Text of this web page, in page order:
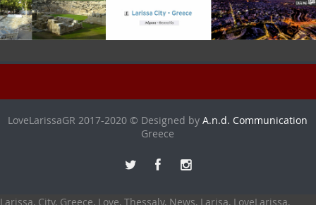
LoveLarissaGR 2017-2020 © Designed byA.n.d. Communication
Greece
Larissa, City, Greece, Love, Thessaly, News, Larisa, LoveLarissa,